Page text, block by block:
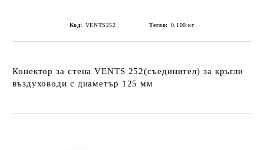
Код: VENTS252 Тегло: 0.100 кг
Конектор за стена VENTS 252(съединител) за кръгли
въздуховоди с диаметър 125 мм